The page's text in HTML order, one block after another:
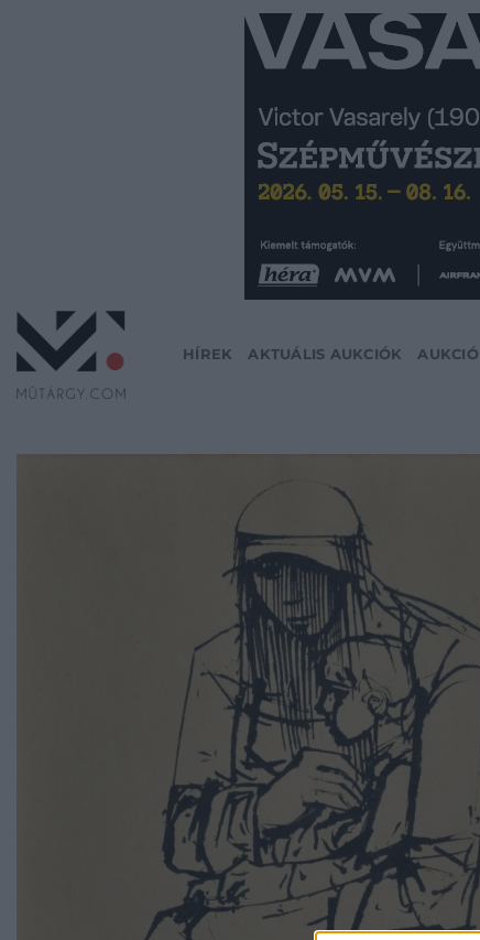
HÍREK AKTUÁLIS AUKCIÓK